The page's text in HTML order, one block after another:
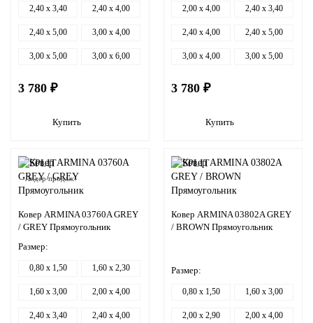
2,40 x 3,40 2,40 x 4,00
2,40 x 5,00 3,00 x 4,00
3,00 x 5,00 3,00 x 6,00
3 780 ₽
Купить
2,00 x 4,00 2,40 x 3,40
2,40 x 4,00 2,40 x 5,00
3,00 x 4,00 3,00 x 5,00
3 780 ₽
Купить
Лидер продаж!
Ковер ARMINA 03760A GREY
/ GREY Прямоугольник
Размер:
0,80 x 1,50 1,60 x 2,30
1,60 x 3,00 2,00 x 4,00
2,40 x 3,40 2,40 x 4,00
Ковер ARMINA 03802A GREY
/ BROWN Прямоугольник
Размер:
0,80 x 1,50 1,60 x 3,00
2,00 x 2,90 2,00 x 4,00